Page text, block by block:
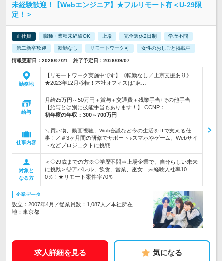
未経験歓迎！【Webエンジニア】★フルリモート有＜U-29限
定！＞
正社員 職種・業種未経験OK 上場 完全週休2日制 学歴不問
第二新卒歓迎 転勤なし リモートワーク可 女性のおしごと掲載中
情報更新日：2026/07/21 終了予定日：2026/09/07
勤務地
【リモートワーク実施中です】《転勤なし／上京支援あり》
★2023年12月移転！本社オフィスは"麻…
給与
月給25万円～50万円＋賞与＋交通費＋残業手当+その他手当
【給与とは別に技能手当もあります！】 CCNP：…
初年度の年収： 300～700万円
仕事内容
＼買い物、動画視聴、Web会議など今の生活をITで支える仕
事！／＃3ヶ月間の研修でサポート♪スマホやゲーム、Webサイ
トなどプロジェクトに挑戦
対象と
なる方
＜◇29歳までの方※◇学歴不問⇒上場企業で、自分らしい未来
に挑戦＞◎アパレル、飲食、営業、巫女…未経験入社率10
0％！★リモート案件率70％
企業データ
設立：2007年4月／従業員数：1,087人／本社所在
地：東京都
求人詳細を見る 気になる